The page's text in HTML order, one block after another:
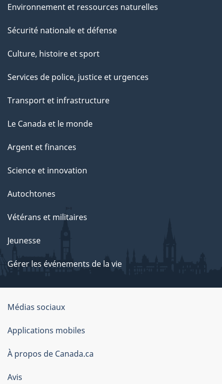
Environnement et ressources naturelles
Sécurité nationale et défense
Culture, histoire et sport
Services de police, justice et urgences
Transport et infrastructure
Le Canada et le monde
Argent et finances
Science et innovation
Autochtones
Vétérans et militaires
Jeunesse
Gérer les événements de la vie
Organisation
du
gouvernement
du
Canada
Médias sociaux
Applications mobiles
À propos de Canada.ca
Avis